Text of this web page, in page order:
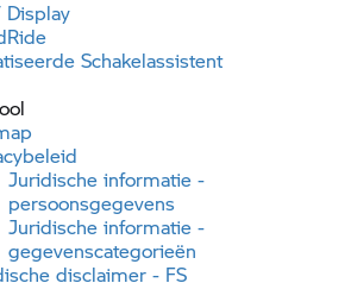
Display
Schakelassistent
Juridische informatie -
persoonsgegevens
Juridische informatie -
gegevenscategorieën
disclaimer - FS